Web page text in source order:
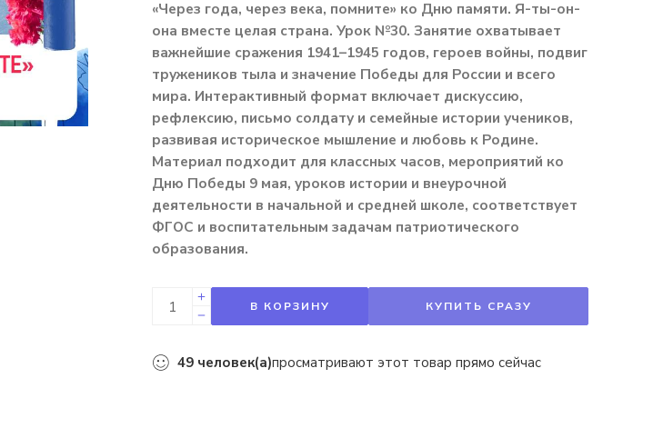
«Через года, через века, помните» ко Дню памяти. Я-ты-он-
она вместе целая страна. Урок №30. Занятие охватывает
важнейшие сражения 1941–1945 годов, героев войны, подвиг
тружеников тыла и значение Победы для России и всего
мира. Интерактивный формат включает дискуссию,
рефлексию, письмо солдату и семейные истории учеников,
развивая историческое мышление и любовь к Родине.
Материал подходит для классных часов, мероприятий ко
Дню Победы 9 мая, уроков истории и внеурочной
деятельности в начальной и средней школе, соответствует
ФГОС и воспитательным задачам патриотического
образования.
В КОРЗИНУ КУПИТЬ СРАЗУ
49 человек(а)просматривают этот товар прямо сейчас